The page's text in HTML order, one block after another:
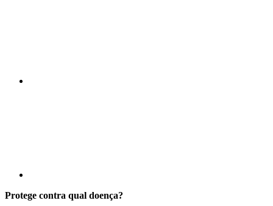
Protege contra qual doença?